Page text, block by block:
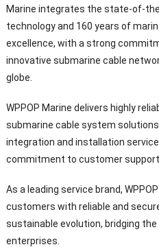
Marine integrates the state-of-
technology and 160 years of
excellence, with a strong
innovative submarine cable
globe
WPPOP Marine delivers highly
submarine cable system
integration and installation
commitment to customer
As a leading service brand,
customers with reliable and
sustainable evolution, bridging
enterprises